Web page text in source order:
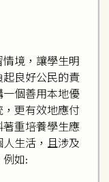
境，讓學生明
良好公民的責
個善用本地優
更有效地應付
重培養學生應
生活，且涉及
如: